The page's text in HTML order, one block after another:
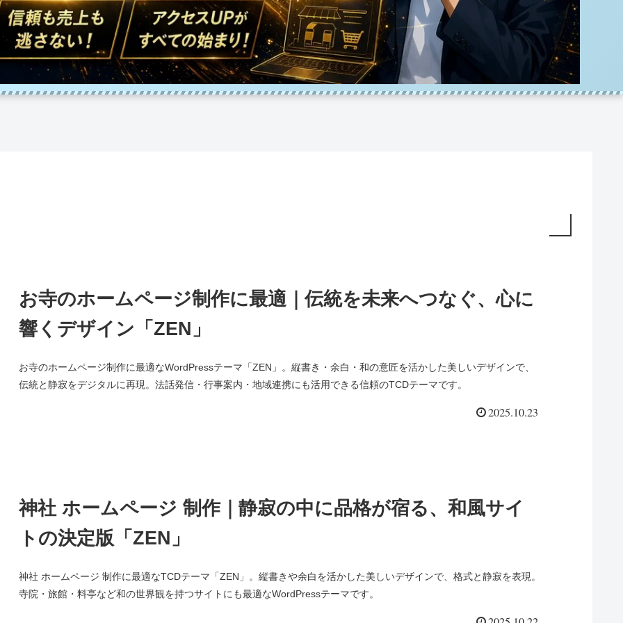
お寺のホームページ制作に最適｜伝統を未来へつなぐ、心に
響くデザイン「ZEN」
お寺のホームページ制作に最適なWordPressテーマ「ZEN」。縦書き・余白・和の意匠を活かした美しいデザインで、
伝統と静寂をデジタルに再現。法話発信・行事案内・地域連携にも活用できる信頼のTCDテーマです。
2025.10.23
神社 ホームページ 制作｜静寂の中に品格が宿る、和風サイ
トの決定版「ZEN」
神社 ホームページ 制作に最適なTCDテーマ「ZEN」。縦書きや余白を活かした美しいデザインで、格式と静寂を表現。
寺院・旅館・料亭など和の世界観を持つサイトにも最適なWordPressテーマです。